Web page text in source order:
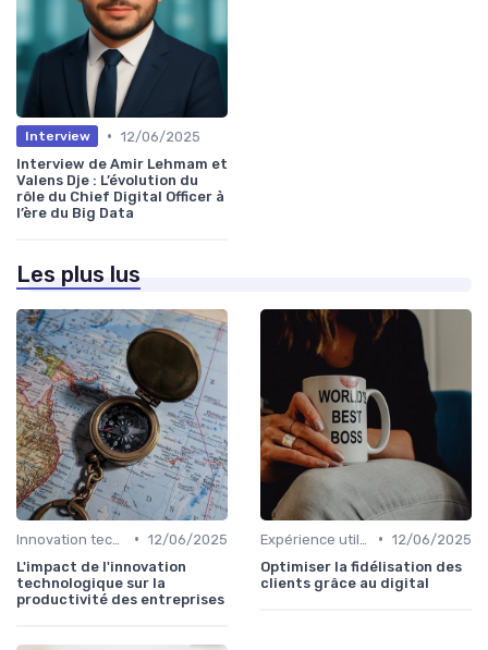
Interview • 12/06/2025
Interview de Amir Lehmam et
Valens Dje : L’évolution du
rôle du Chief Digital Officer à
l’ère du Big Data
Les plus lus
• 12/06/2025
L'impact de l'innovation
technologique sur la
productivité des entreprises
• 12/06/2025
Optimiser la fidélisation des
clients grâce au digital